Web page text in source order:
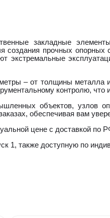
закладные
создания прочных
экстремальные
– от толщины
контролю, что
объектов, узлов
обеспечивая вам
цене с доставкой по
также доступную по